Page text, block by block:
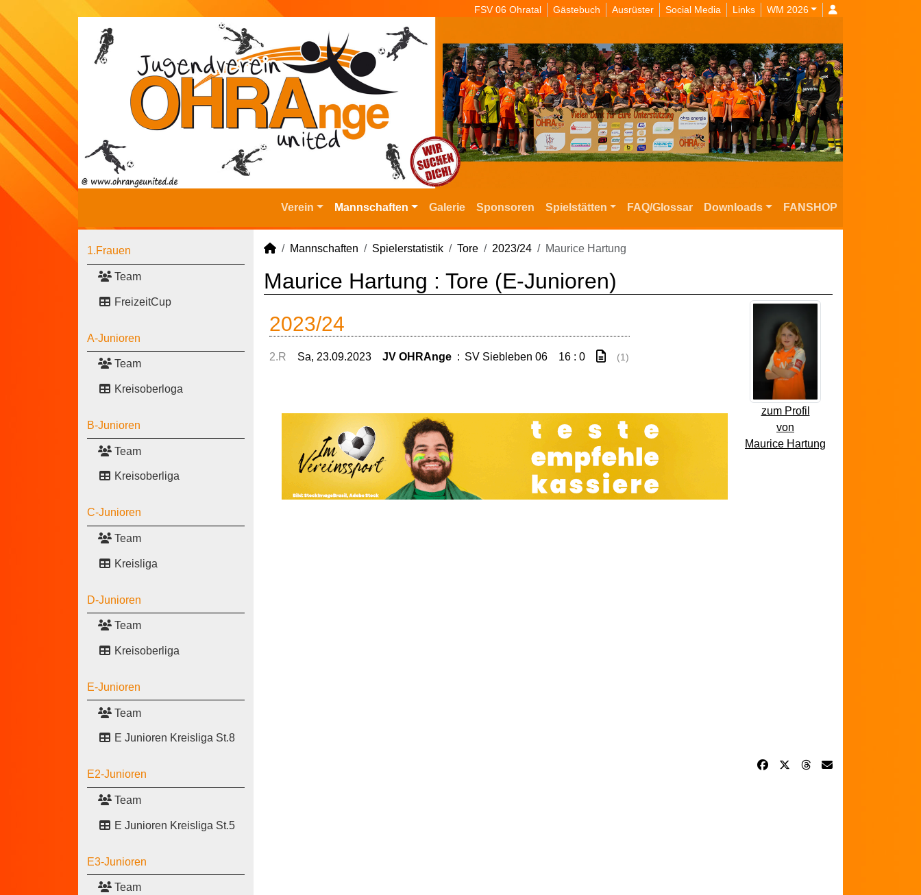
FSV 06 Ohratal Gästebuch Ausrüster Social Media Links WM 2026
Verein Mannschaften Galerie Sponsoren Spielstätten FAQ/Glossar Downloads FANSHOP
1.Frauen
Team
FreizeitCup
A-Junioren
Team
Kreisoberloga
B-Junioren
Team
Kreisoberliga
C-Junioren
Team
Kreisliga
D-Junioren
Team
Kreisoberliga
E-Junioren
Team
E Junioren Kreisliga St.8
E2-Junioren
Team
E Junioren Kreisliga St.5
E3-Junioren
Team
Mannschaften Spielerstatistik Tore 2023/24 Maurice Hartung
Maurice Hartung : Tore (E-Junioren)
zum Profil
von
Maurice Hartung
2023/24
2.R Sa, 23.09.2023 JV OHRAnge : SV Siebleben 06 16 : 0 (1)